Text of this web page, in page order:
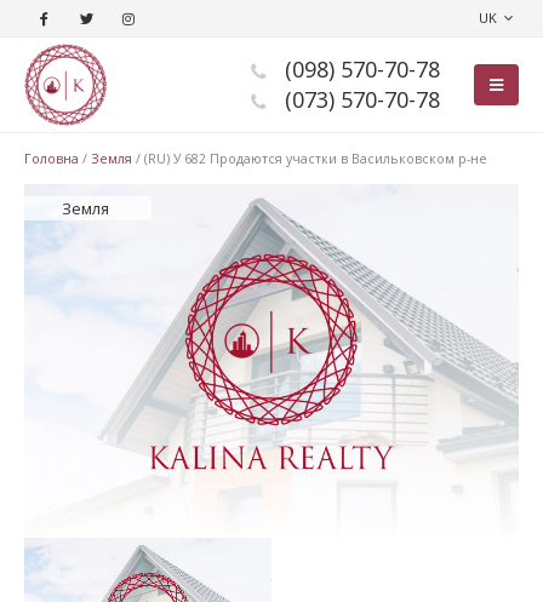
UK
(098) 570-70-78
(073) 570-70-78
Головна / Земля / (RU) У 682 Продаются участки в Васильковском р-не
Земля